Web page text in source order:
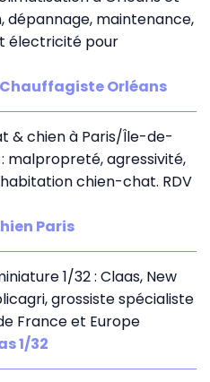
dépannage, maintenance,
électricité pour
Chauffagiste Orléans
& chien à Paris/Île-de-
malpropreté, agressivité,
chien-chat. RDV
Paris
1/32 : Claas, New
grossiste spécialiste
France et Europe
1/32